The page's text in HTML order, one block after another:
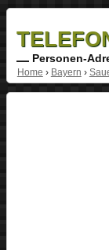
Personen-
Home › Bayern ›